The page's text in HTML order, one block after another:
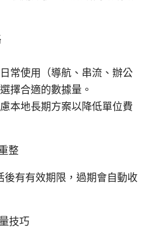
常使用（導航、串流、辦公
擇合適的數據量。
本地長期方案以降低單位費
整
後有有效期限，過期會自動收
技巧